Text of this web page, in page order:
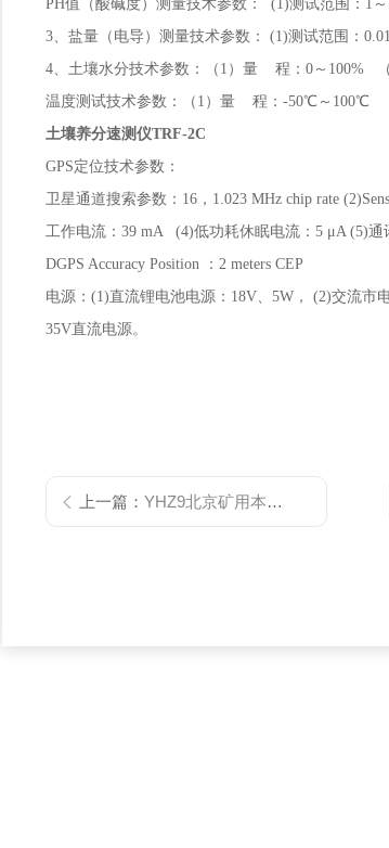
PH值（酸碱度）测量技术参数： (1)测试范围：1
3、盐量（电导）测量技术参数： (1)测试范围：
4、土壤水分技术参数：（1）量 程：0～100%
温度测试技术参数：（1）量 程：-50℃～100℃
土壤养分速测仪TRF-2C
GPS定位技术参数：
卫星通道搜索参数：16，1.023 MHz chip rate
工作电流：39 mA (4)低功耗休眠电流：5 μA (5)
DGPS Accuracy Position ：2 meters CEP
电源：(1)直流锂电池电源：18V、5W， (2)交流市
35V直流电源。
上一篇：YHZ9北京矿用本安型振动检测仪